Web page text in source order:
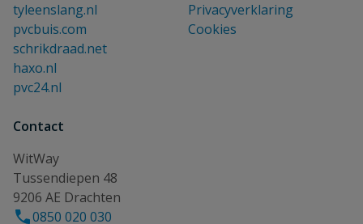
tyleenslang.nl
pvcbuis.com
schrikdraad.net
haxo.nl
pvc24.nl
Privacyverklaring
Cookies
Contact
WitWay
Tussendiepen 48
9206 AE Drachten
0850 020 030